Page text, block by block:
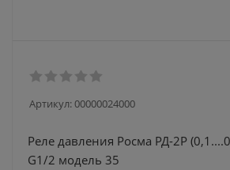
Артикул:00000024000
Реле давления Росма РД-2Р
G1/2 модель 35